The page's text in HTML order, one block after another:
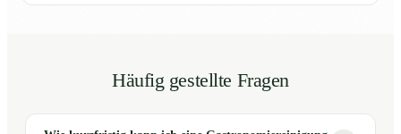
Häufig gestellte Fragen